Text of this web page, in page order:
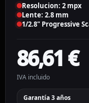
Resolucion: 2 mpx
Lente: 2.8 mm
1/2.8" Progressive
86,61 €
IVA incluido
Garantía 3 años